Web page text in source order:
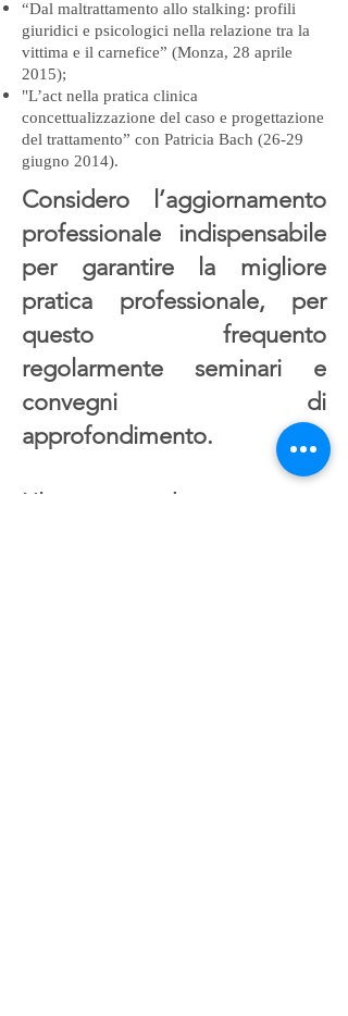
Considero l’aggiornamento
professionale indispensabile
per garantire la migliore
pratica professionale, per
questo frequento
regolarmente seminari e
convegni di
approfondimento.
Ultimamente, ho partecipato
“Dal maltrattamento allo stalking: profili
giuridici e psicologici nella relazione tra la
vittima e il carnefice” (Monza, 28 aprile
2015);
"L’act nella pratica clinica
concettualizzazione del caso e progettazione
del trattamento” con Patricia Bach (26-29
giugno 2014).